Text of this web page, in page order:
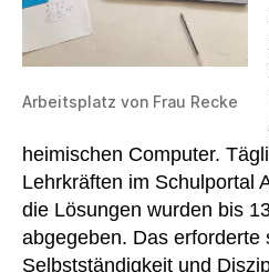
Arbeitsplatz von Frau Recke
heimischen Computer.
Lehrkräften im Schulportal
die Lösungen wurden bis
abgegeben. Das erforderte
Selbstständigkeit und